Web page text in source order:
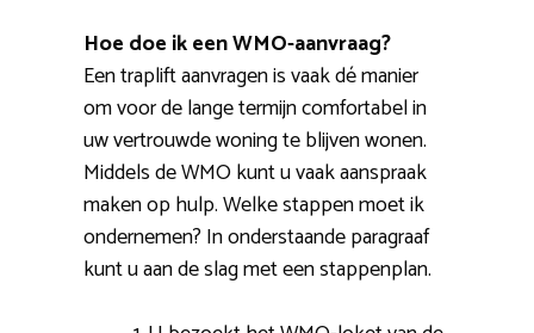
Hoe doe ik een WMO-aanvraag?
Een traplift aanvragen is vaak dé manier
om voor de lange termijn comfortabel in
uw vertrouwde woning te blijven wonen.
Middels de WMO kunt u vaak aanspraak
maken op hulp. Welke stappen moet ik
ondernemen? In onderstaande paragraaf
kunt u aan de slag met een stappenplan.